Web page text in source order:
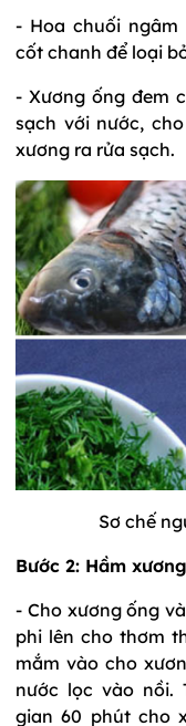
- Hoa chuối
cốt chanh để loại
- Xương ống đem
sạch với nước,
xương ra rửa sạch.
Sơ chế
Bước 2: Hầm
- Cho xương ống
phi lên cho thơm
mắm vào cho
nước lọc vào nồi.
gian 60 phút cho